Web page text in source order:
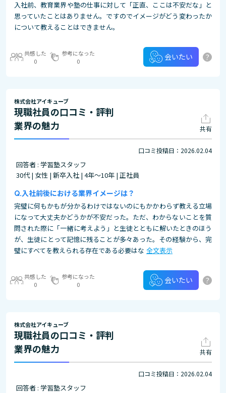
入社前、教育業界や塾の仕事に対して「正直、ここは不安だな」と
思っていたことはありません。ですのでイメージがどう変わったか
について教えることはできません。
共感した
0
参考になった
0
会いたい ?
株式会社アイキューブ
現職社員の口コミ・評判
業界の魅力
共有
口コミ投稿日：2026.02.04
回答者 : 学習塾スタッフ
30代 | 女性 | 新卒入社 | 4年～10年 | 正社員
入社前後における業界イメージは？
完璧に何もかもが分かるわけではないのにもかかわらず教える立場
になって大丈夫かどうかが不安だった。ただ、わからないことを質
問された際に「一緒に考えよう」と生徒とともに解いたときのほう
が、生徒にとって記憶に残ることが多々あった。その経験から、完
璧にすべてを教えられる存在である必要はな 全文表示
共感した
0
参考になった
0
会いたい ?
株式会社アイキューブ
現職社員の口コミ・評判
業界の魅力
共有
口コミ投稿日：2026.02.04
回答者 : 学習塾スタッフ